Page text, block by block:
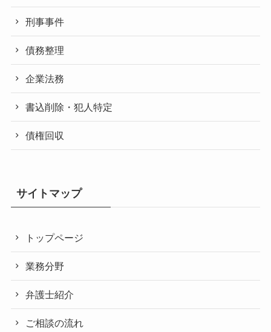
刑事事件
債務整理
企業法務
書込削除・犯人特定
債権回収
サイトマップ
トップページ
業務分野
弁護士紹介
ご相談の流れ